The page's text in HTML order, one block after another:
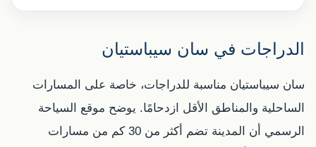
الدراجات في سان سيباستيان
سان سيباستيان مناسبة للدراجات، خاصة على المسارات
الساحلية والمناطق الأقل ازدحامًا. يوضح موقع السياحة
الرسمي أن المدينة تضم أكثر من 30 كم من مسارات